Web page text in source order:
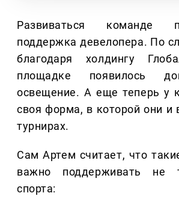
Развиваться команде
поддержка девелопера. По
благодаря холдингу
площадке появилось
освещение. А еще теперь у
своя форма, в которой они и
турнирах.
Сам Артем считает, что
важно поддерживать не
спорта: